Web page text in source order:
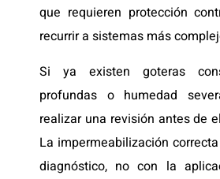
que requieren protección
recurrir a sistemas más
Si ya existen goteras
profundas o humedad
realizar una revisión antes de
La impermeabilización
diagnóstico, no con la